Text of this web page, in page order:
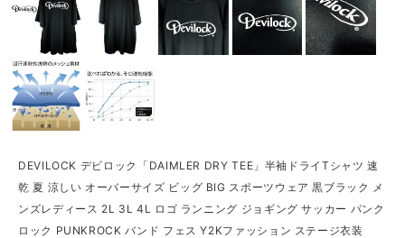
DEVILOCK デビロック「DAIMLER DRY TEE」半袖ドライTシャツ 速
乾 夏 涼しい オーバーサイズ ビッグ BIG スポーツウェア 黒ブラック メ
ンズレディース 2L 3L 4L ロゴ ランニング ジョギング サッカー パンク
ロック PUNKROCK バンド フェス Y2Kファッション ステージ衣装